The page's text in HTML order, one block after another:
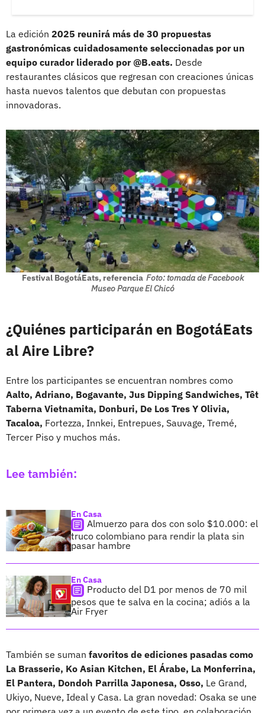
La edición 2025 reunirá más de 30 propuestas
gastronómicas cuidadosamente seleccionadas por un
equipo curador liderado por @B.eats. Desde
restaurantes clásicos que regresan con creaciones únicas
hasta nuevos talentos que debutan con propuestas
innovadoras.
Festival BogotáEats, referencia Foto: tomada de Facebook
Museo Parque El Chicó
¿Quiénes participarán en BogotáEats
al Aire Libre?
Entre los participantes se encuentran nombres como
Aalto, Adriano, Bogavante, Jus Dipping Sandwiches, Têt
Taberna Vietnamita, Donburi, De Los Tres Y Olivia,
Tacaloa, Fortezza, Innkei, Entrepues, Sauvage, Tremé,
Tercer Piso y muchos más.
Lee también:
En Casa
Almuerzo para dos con solo $10.000: el
truco colombiano para rendir la plata sin
pasar hambre
En Casa
Producto del D1 por menos de 70 mil
pesos que te salva en la cocina; adiós a la
Air Fryer
También se suman favoritos de ediciones pasadas como
La Brasserie, Ko Asian Kitchen, El Árabe, La Monferrina,
El Pantera, Dondoh Parrilla Japonesa, Osso, Le Grand,
Ukiyo, Nueve, Ideal y Casa. La gran novedad: Osaka se une